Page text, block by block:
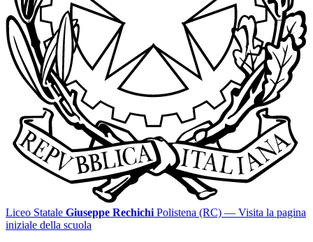
Liceo Statale Giuseppe Rechichi Polistena (RC) — Visita la pagina
iniziale della scuola